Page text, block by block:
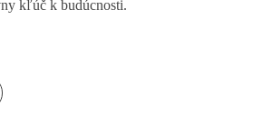
kľúč k budúcnosti.